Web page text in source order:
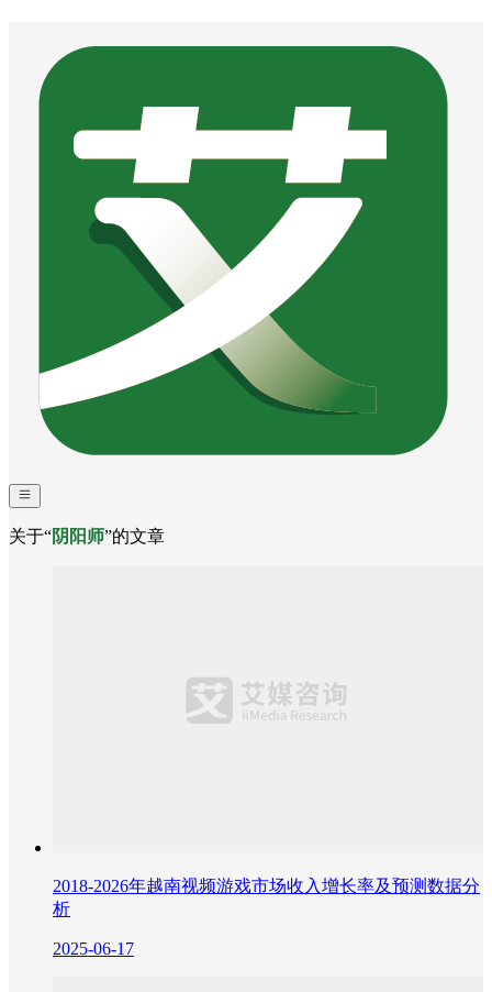
关于“阴阳师”的文章
2018-2026年越南视频游戏市场收入增长率及预测数据分
析
2025-06-17